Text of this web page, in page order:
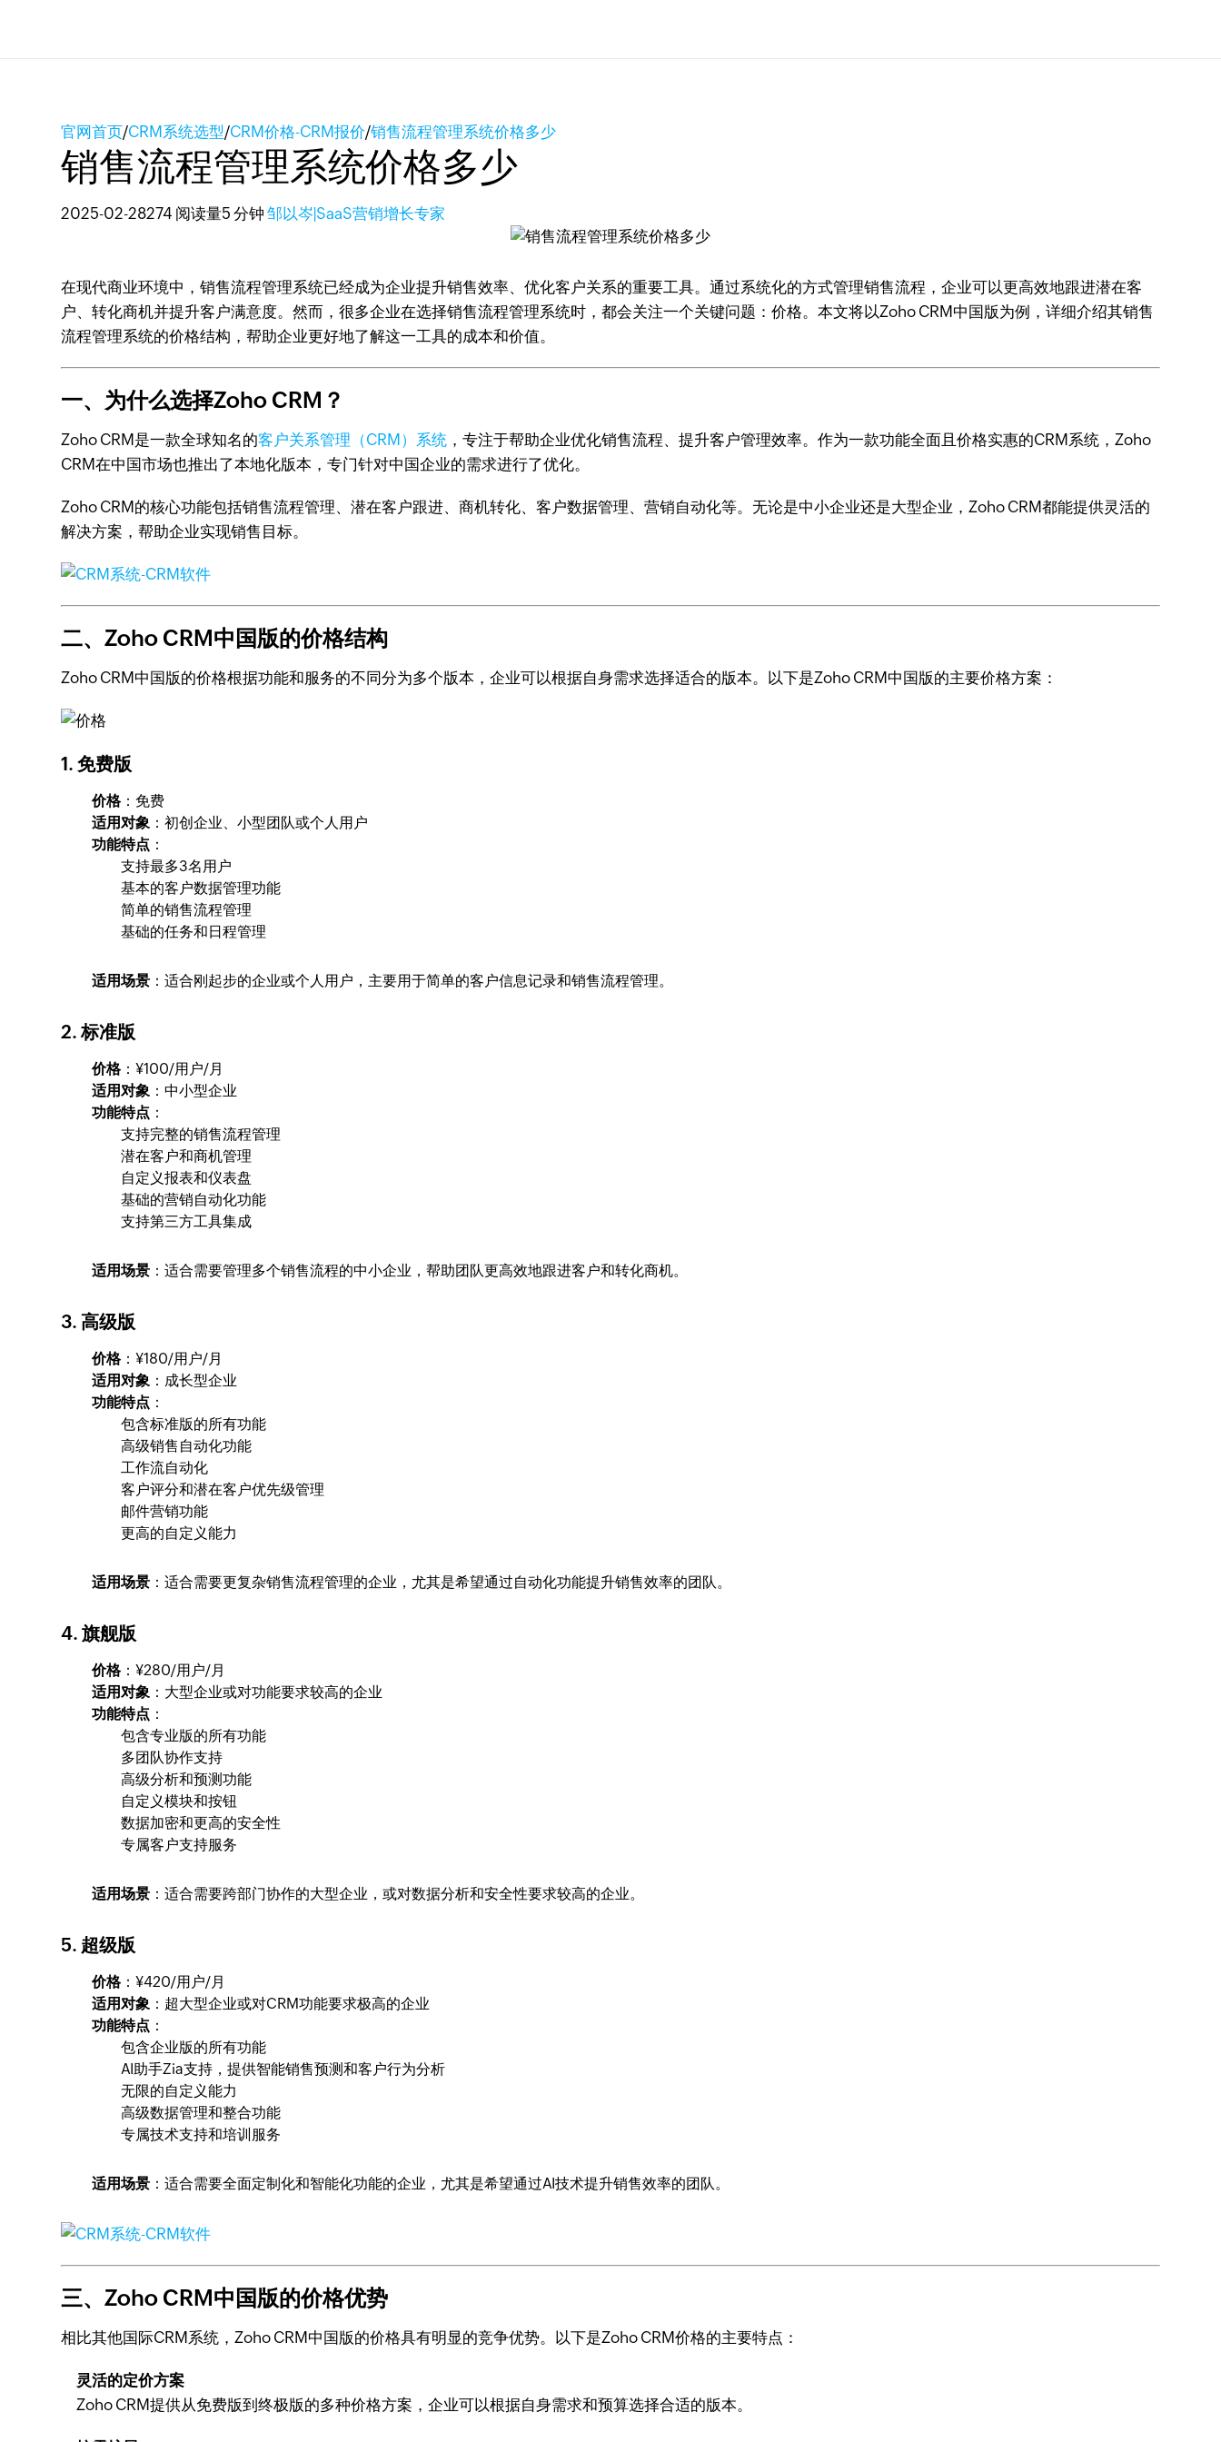
官网首页/CRM系统选型/CRM价格-CRM报价/销售流程管理系统价格多少
销售流程管理系统价格多少
2025-02-28274 阅读量5 分钟 邹以岑|SaaS营销增长专家
在现代商业环境中，销售流程管理系统已经成为企业提升销售效率、优化客户关系的重要工具。通过系统化的方式管理销售流程，企业可以更高效地跟进潜在客
户、转化商机并提升客户满意度。然而，很多企业在选择销售流程管理系统时，都会关注一个关键问题：价格。本文将以Zoho CRM中国版为例，详细介绍其销售
流程管理系统的价格结构，帮助企业更好地了解这一工具的成本和价值。
一、为什么选择Zoho CRM？
Zoho CRM是一款全球知名的客户关系管理（CRM）系统 ，专注于帮助企业优化销售流程、提升客户管理效率。作为一款功能全面且价格实惠的CRM系统，Zoho
CRM在中国市场也推出了本地化版本，专门针对中国企业的需求进行了优化。
Zoho CRM的核心功能包括销售流程管理、潜在客户跟进、商机转化、客户数据管理、营销自动化等。无论是中小企业还是大型企业，Zoho CRM都能提供灵活的
解决方案，帮助企业实现销售目标。
二、Zoho CRM中国版的价格结构
Zoho CRM中国版的价格根据功能和服务的不同分为多个版本，企业可以根据自身需求选择适合的版本。以下是Zoho CRM中国版的主要价格方案：
1.免费版
价格：免费
适用对象 ：初创企业、小型团队或个人用户
功能特点 ：
支持最多3名用户
基本的客户数据管理功能
简单的销售流程管理
基础的任务和日程管理
适用场景 ：适合刚起步的企业或个人用户，主要用于简单的客户信息记录和销售流程管理。
2.标准版
价格：¥100/用户/月
适用对象 ：中小型企业
功能特点 ：
支持完整的销售流程管理
潜在客户和商机管理
自定义报表和仪表盘
基础的营销自动化功能
支持第三方工具集成
适用场景 ：适合需要管理多个销售流程的中小企业，帮助团队更高效地跟进客户和转化商机。
3. 高级版
价格：¥180/用户/月
适用对象 ：成长型企业
功能特点 ：
包含标准版的所有功能
高级销售自动化功能
工作流自动化
客户评分和潜在客户优先级管理
邮件营销功能
更高的自定义能力
适用场景 ：适合需要更复杂销售流程管理的企业，尤其是希望通过自动化功能提升销售效率的团队。
4. 旗舰版
价格：¥280/用户/月
适用对象 ：大型企业或对功能要求较高的企业
功能特点 ：
包含专业版的所有功能
多团队协作支持
高级分析和预测功能
自定义模块和按钮
数据加密和更高的安全性
专属客户支持服务
适用场景 ：适合需要跨部门协作的大型企业，或对数据分析和安全性要求较高的企业。
5. 超级版
价格：¥420/用户/月
适用对象 ：超大型企业或对CRM功能要求极高的企业
功能特点 ：
包含企业版的所有功能
AI助手Zia支持，提供智能销售预测和客户行为分析
无限的自定义能力
高级数据管理和整合功能
专属技术支持和培训服务
适用场景 ：适合需要全面定制化和智能化功能的企业，尤其是希望通过AI技术提升销售效率的团队。
三、Zoho CRM中国版的价格优势
相比其他国际CRM系统，Zoho CRM中国版的价格具有明显的竞争优势。以下是Zoho CRM价格的主要特点：
灵活的定价方案
Zoho CRM提供从免费版到终极版的多种价格方案，企业可以根据自身需求和预算选择合适的版本。